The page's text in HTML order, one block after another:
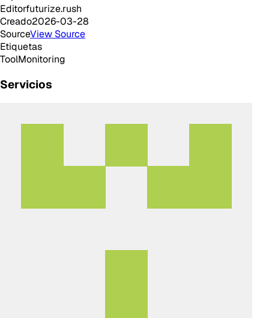
Editorfuturize.rush
Creado2026-03-28
SourceView Source
Etiquetas
ToolMonitoring
Servicios